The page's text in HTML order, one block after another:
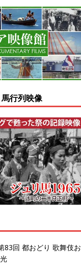
行列映像
83回 都おどり 歌舞伎お